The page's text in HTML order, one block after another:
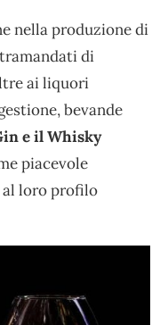
nella produzione di
di
ai liquori
bevande
e il Whisky
piacevole
al loro profilo